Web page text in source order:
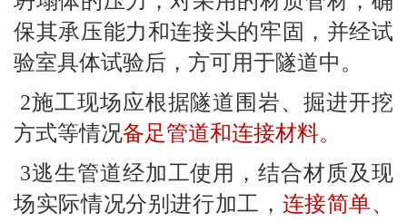
保其承压能力和连接头的牢固，并经试
验室具体试验后，方可用于隧道中。
2施工现场应根据隧道围岩、掘进开挖
方式等情况备足管道和连接材料。
3逃生管道经加工使用，结合材质及现
场实际情况分别进行加工， 连接简单、